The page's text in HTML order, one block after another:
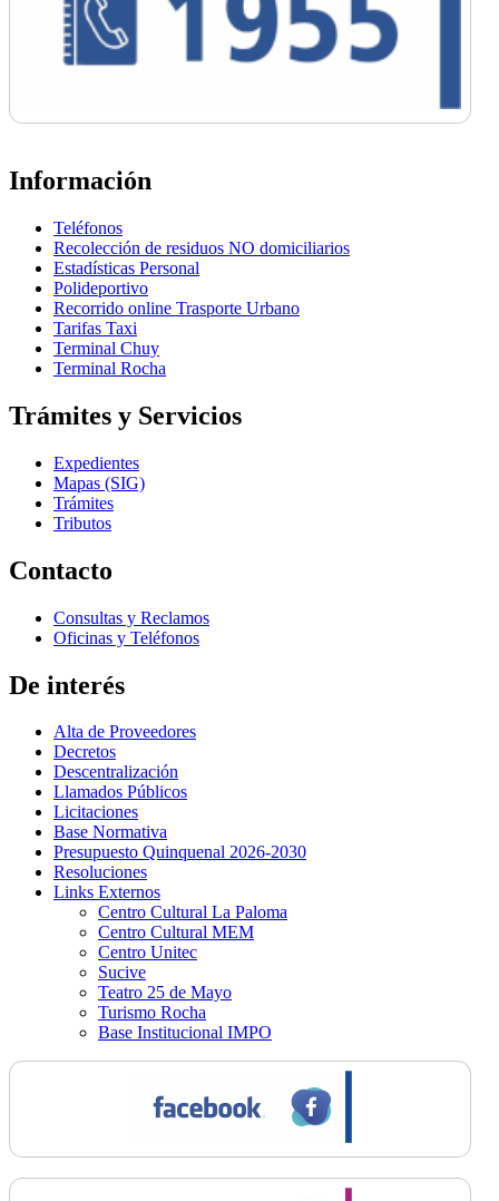
Información
Teléfonos
Recolección de residuos NO domiciliarios
Estadísticas Personal
Polideportivo
Recorrido online Trasporte Urbano
Tarifas Taxi
Terminal Chuy
Terminal Rocha
Trámites y Servicios
Expedientes
Mapas (SIG)
Trámites
Tributos
Contacto
Consultas y Reclamos
Oficinas y Teléfonos
De interés
Alta de Proveedores
Decretos
Descentralización
Llamados Públicos
Licitaciones
Base Normativa
Presupuesto Quinquenal 2026-2030
Resoluciones
Links Externos
Centro Cultural La Paloma
Centro Cultural MEM
Centro Unitec
Sucive
Teatro 25 de Mayo
Turismo Rocha
Base Institucional IMPO